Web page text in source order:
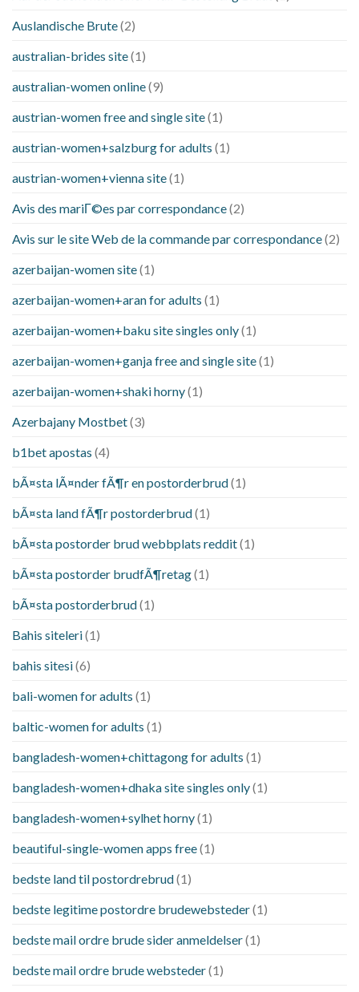
Auslandische Brute(2)
australian-brides site(1)
australian-women online(9)
austrian-women free and single site(1)
austrian-women+salzburg for adults (1)
austrian-women+vienna site(1)
Avis des mariГ©es par correspondance(2)
Avis sur le site Web de la commande par correspondance(2)
azerbaijan-women site(1)
azerbaijan-women+aran for adults (1)
azerbaijan-women+baku site singles only(1)
azerbaijan-women+ganja free and single site(1)
azerbaijan-women+shaki horny(1)
Azerbajany Mostbet(3)
b1bet apostas (4)
bÃ¤sta lÃ¤nder fÃ¶r en postorderbrud(1)
bÃ¤sta land fÃ¶r postorderbrud(1)
bÃ¤sta postorder brud webbplats reddit(1)
bÃ¤sta postorder brudfÃ¶retag(1)
bÃ¤sta postorderbrud(1)
Bahis siteleri(1)
bahis sitesi(6)
bali-women for adults (1)
baltic-women for adults (1)
bangladesh-women+chittagong for adults (1)
bangladesh-women+dhaka site singles only(1)
bangladesh-women+sylhet horny(1)
beautiful-single-women apps free(1)
bedste land til postordrebrud(1)
bedste legitime postordre brudewebsteder(1)
bedste mail ordre brude sider anmeldelser(1)
bedste mail ordre brude websteder(1)